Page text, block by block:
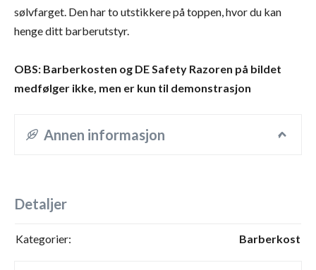
sølvfarget. Den har to utstikkere på toppen, hvor du kan
henge ditt barberutstyr.
OBS: Barberkosten og DE Safety Razoren på bildet
medfølger ikke, men er kun til demonstrasjon
Annen informasjon
Detaljer
Kategorier: Barberkost